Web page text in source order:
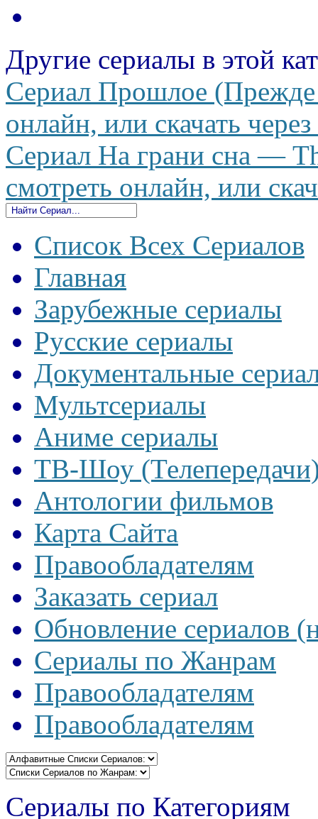
Другие сериалы в этой
Сериал Прошлое
онлайн, или скачать
Сериал На грани сна —
смотреть онлайн, или
Список Всех Сериалов
Главная
Зарубежные сериалы
Русские сериалы
Документальные
Мультсериалы
Аниме сериалы
ТВ-Шоу
Антологии фильмов
Карта Сайта
Правообладателям
Заказать сериал
Обновление сериалов
Сериалы по Жанрам
Правообладателям
Правообладателям
Сериалы по Категориям